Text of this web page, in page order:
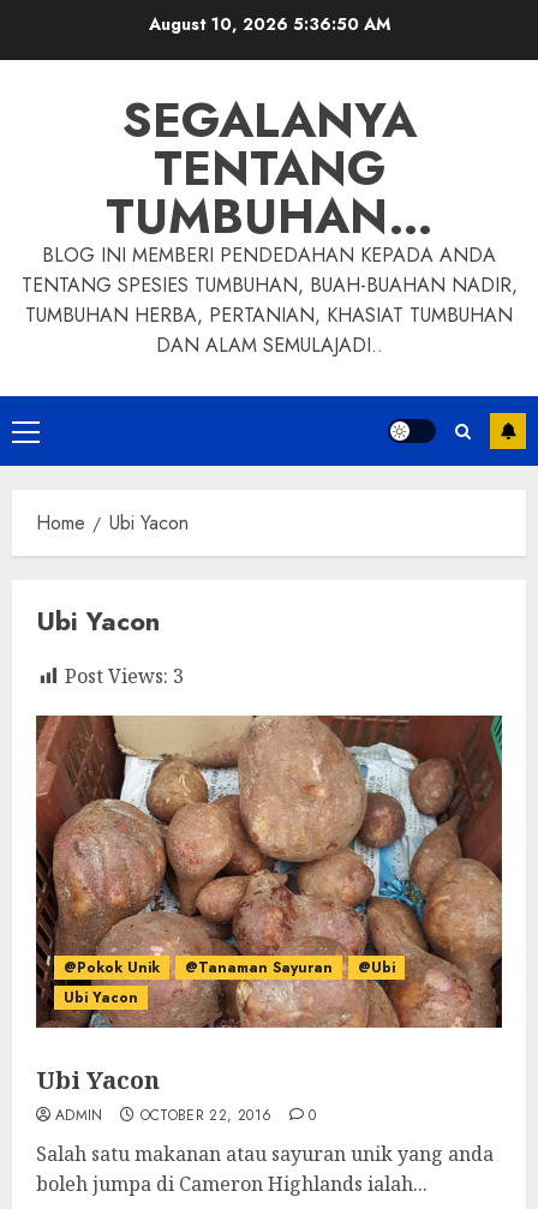
August 10, 20265:36:51 AM
SEGALANYA
TENTANG
TUMBUHAN…
BLOG INI MEMBERI PENDEDAHAN KEPADA ANDA
TENTANG SPESIES TUMBUHAN, BUAH-BUAHAN NADIR,
TUMBUHAN HERBA, PERTANIAN, KHASIAT TUMBUHAN
DAN ALAM SEMULAJADI..
Primary
Menu
Home Ubi Yacon
Ubi Yacon
Post Views: 3
@Pokok Unik @Tanaman Sayuran
@Ubi
Ubi Yacon
Ubi Yacon
ADMIN OCTOBER 22, 2016 0
Salah satu makanan atau sayuran unik yang anda
boleh jumpa di Cameron Highlands ialah...